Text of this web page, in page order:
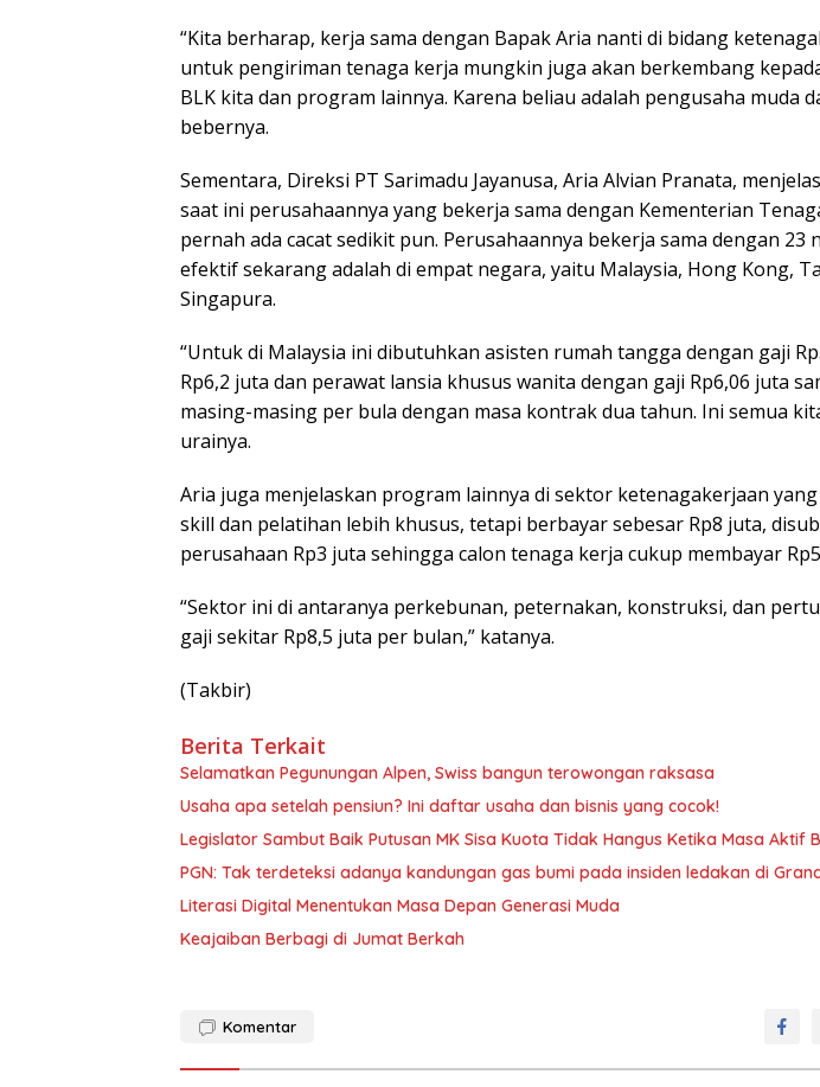
“Kita berharap, kerja sama dengan Bapak Aria nanti di bidang
untuk pengiriman tenaga kerja mungkin juga akan berkembang
BLK kita dan program lainnya. Karena beliau adalah pengusaha muda
bebernya.
Sementara, Direksi PT Sarimadu Jayanusa, Aria Alvian Pranata,
saat ini perusahaannya yang bekerja sama dengan Kementerian
pernah ada cacat sedikit pun. Perusahaannya bekerja sama dengan 23
efektif sekarang adalah di empat negara, yaitu Malaysia, Hong Kong,
Singapura.
“Untuk di Malaysia ini dibutuhkan asisten rumah tangga dengan gaji
Rp6,2 juta dan perawat lansia khusus wanita dengan gaji Rp6,06 juta
masing-masing per bula dengan masa kontrak dua tahun. Ini semua
urainya.
Aria juga menjelaskan program lainnya di sektor ketenagakerjaan
skill dan pelatihan lebih khusus, tetapi berbayar sebesar Rp8 juta,
perusahaan Rp3 juta sehingga calon tenaga kerja cukup membayar
“Sektor ini di antaranya perkebunan, peternakan, konstruksi, dan
gaji sekitar Rp8,5 juta per bulan,” katanya.
(Takbir)
Berita Terkait
Selamatkan Pegunungan Alpen, Swiss bangun terowongan raksasa
Usaha apa setelah pensiun? Ini daftar usaha dan bisnis yang cocok!
Legislator Sambut Baik Putusan MK Sisa Kuota Tidak Hangus Ketika Masa Aktif
PGN: Tak terdeteksi adanya kandungan gas bumi pada insiden ledakan di
Literasi Digital Menentukan Masa Depan Generasi Muda
Keajaiban Berbagi di Jumat Berkah
Komentar